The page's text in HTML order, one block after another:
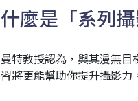
什麼是「系列攝
曼特教授認為，與其漫無
習將更能幫助你提升攝影力